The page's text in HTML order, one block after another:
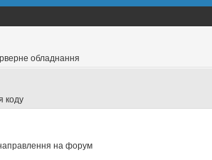
обладнання
коду
на форум